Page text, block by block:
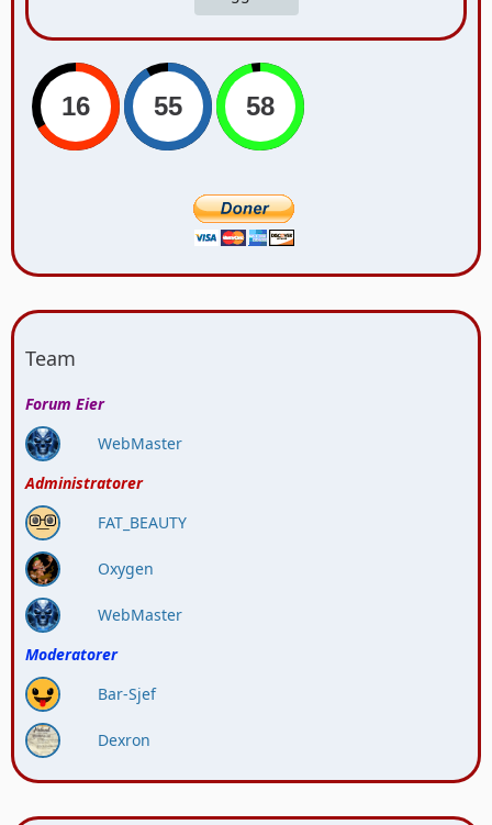
16 55 59
Team
Forum Eier
WebMaster
Administratorer
FAT_BEAUTY
Oxygen
WebMaster
Moderatorer
Bar-Sjef
Dexron